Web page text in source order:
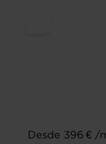
Desde 396 € /